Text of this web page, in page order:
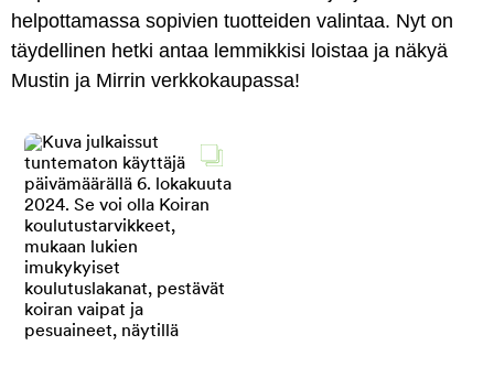
helpottamassa sopivien tuotteiden valintaa. Nyt on
täydellinen hetki antaa lemmikkisi loistaa ja näkyä
Mustin ja Mirrin verkkokaupassa!